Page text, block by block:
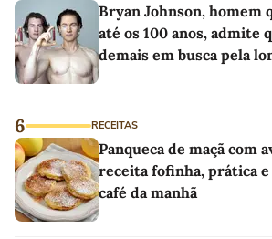
Bryan Johnson, homem
até os 100 anos, admite
demais em busca pela
6 RECEITAS
Panqueca de maçã com
receita fofinha, prática
café da manhã